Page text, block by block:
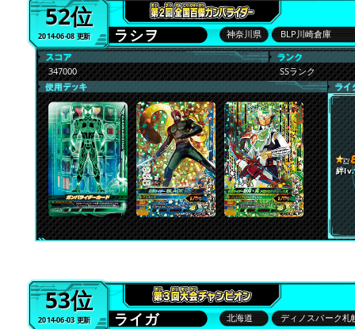
52位
2014-06-08 更新 ラシヲ 神奈川県 BLP川崎倉庫
347000 SSランク
絆
53位
2014-06-03 更新 ライガ 北海道 ディノスパーク札